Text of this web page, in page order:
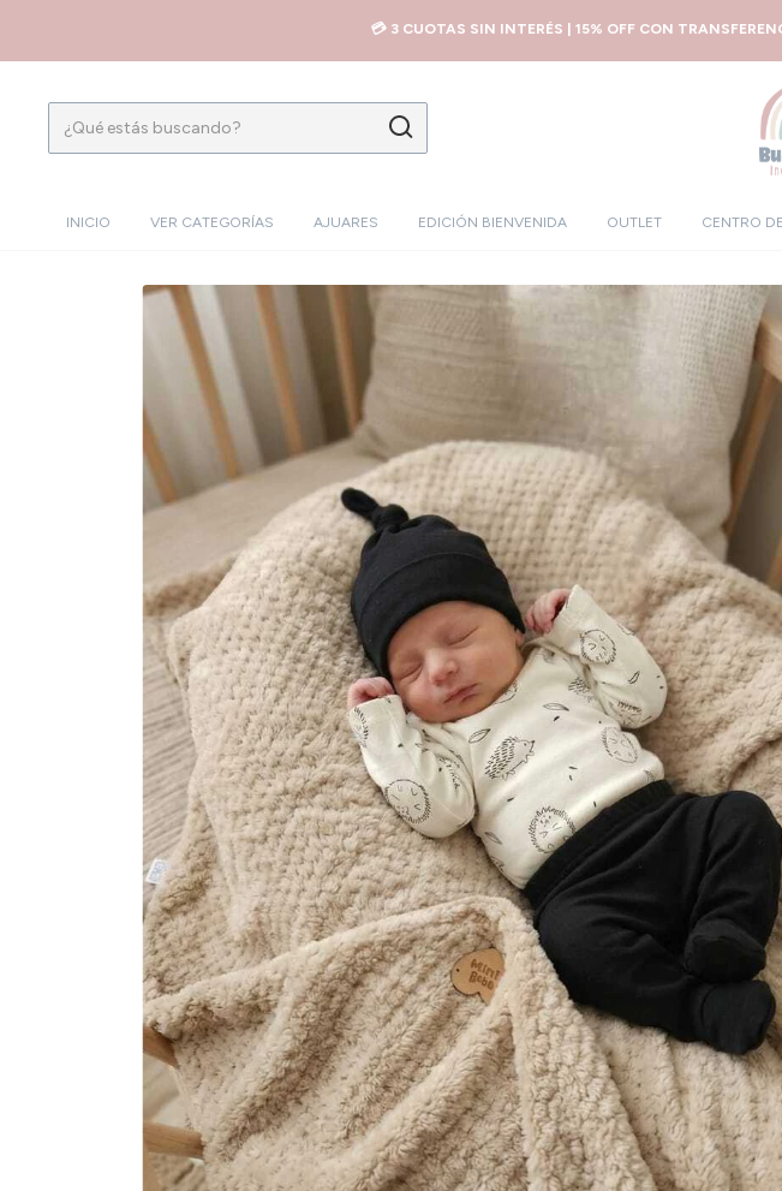
💳 3 CUOTAS SIN INTERÉS | 15% OFF CON
INICIO VER CATEGORÍAS AJUARES EDICIÓN BIENVENIDA OUTLET CENTRO